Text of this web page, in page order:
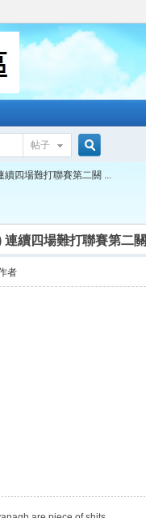
帖子
搜
索
續四場難打聯賽第二關 ...
續四場難打聯賽第二關
者